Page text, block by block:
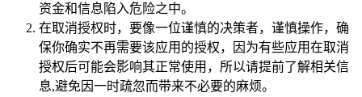
资金和信息陷入危险之中。
在取消授权时，要像一位谨慎的决策者，谨慎操作，确
保你确实不再需要该应用的授权，因为有些应用在取消
授权后可能会影响其正常使用，所以请提前了解相关信
息,避免因一时疏忽而带来不必要的麻烦。